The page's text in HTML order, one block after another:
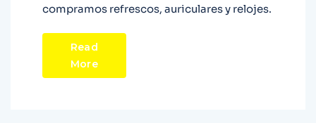
compramos refrescos, auriculares y relojes.
Read
More